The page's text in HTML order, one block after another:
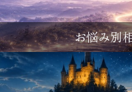
お悩み別